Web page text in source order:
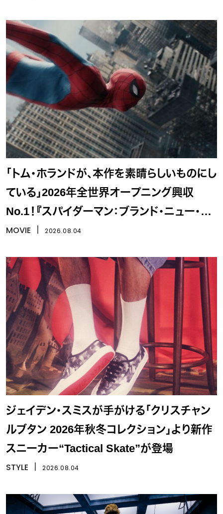
「トム・ホランドが、本作を素晴らしいものにし
ている」2026年全世界オープニング興収
No.1！『スパイダーマン：ブランド・ニュー・デ
イ』
MOVIE 2026.08.04
ジェイデン・スミスが手がける「クリスチャン
ルブタン 2026年秋冬コレクション」より新作
スニーカー“Tactical Skate”が登場
STYLE 2026.08.04